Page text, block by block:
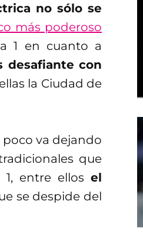
no sólo se
más poderoso
1 en cuanto a
desafiante con
la Ciudad de
poco va dejando
que
entre ellos el
se despide del